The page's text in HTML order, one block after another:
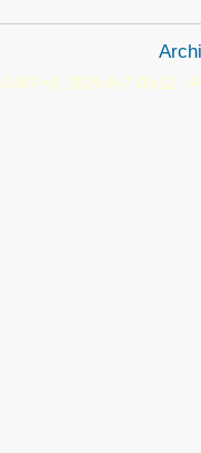
GMT+8, 2026-8-7 00:12 ,